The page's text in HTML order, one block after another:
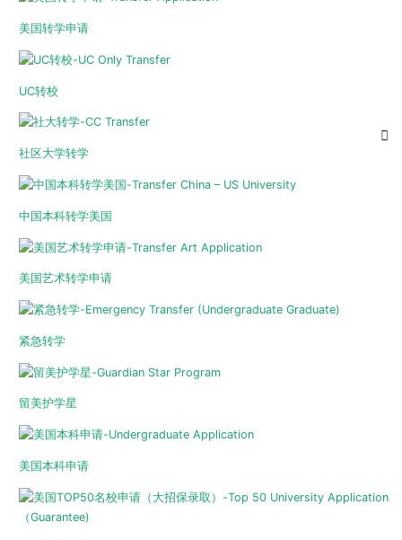
美国转学申请
UC转校
社区大学转学
中国本科转学美国
美国艺术转学申请
紧急转学
留美护学星
美国本科申请